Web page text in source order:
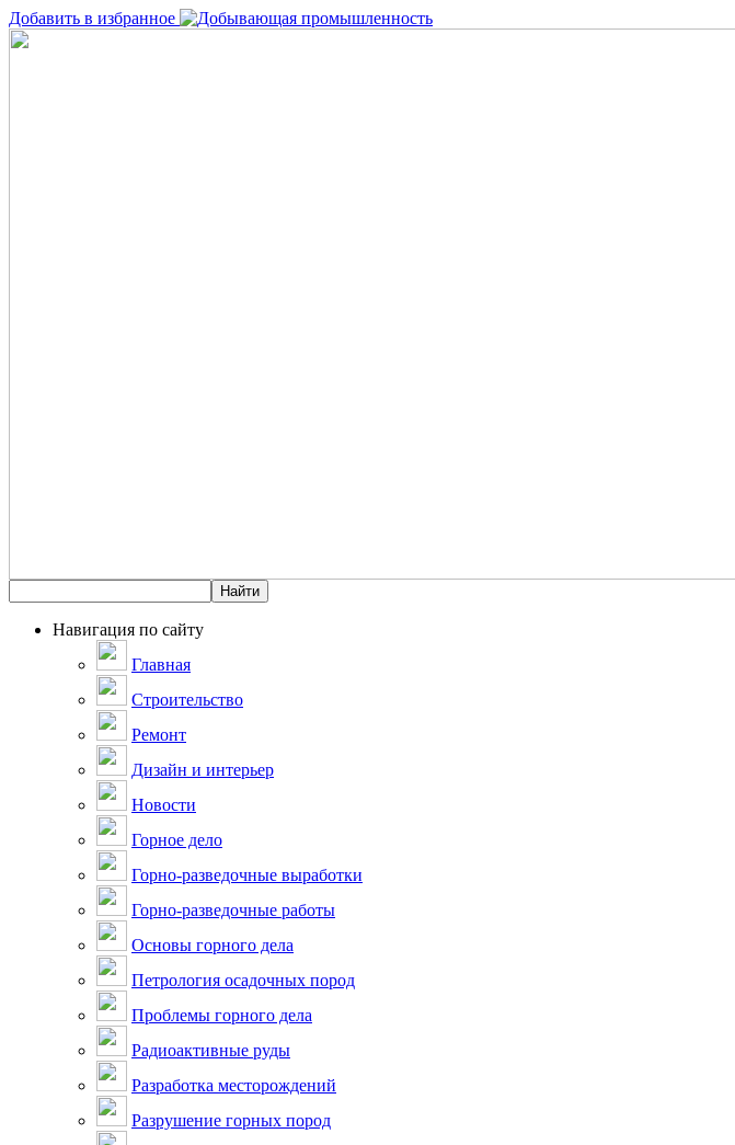
Добавить в избранное
Навигация по сайту
Главная
Строительство
Ремонт
Дизайн и интерьер
Новости
Горное дело
Горно-разведочные выработки
Горно-разведочные работы
Основы горного дела
Петрология осадочных пород
Проблемы горного дела
Радиоактивные руды
Разработка месторождений
Разрушение горных пород